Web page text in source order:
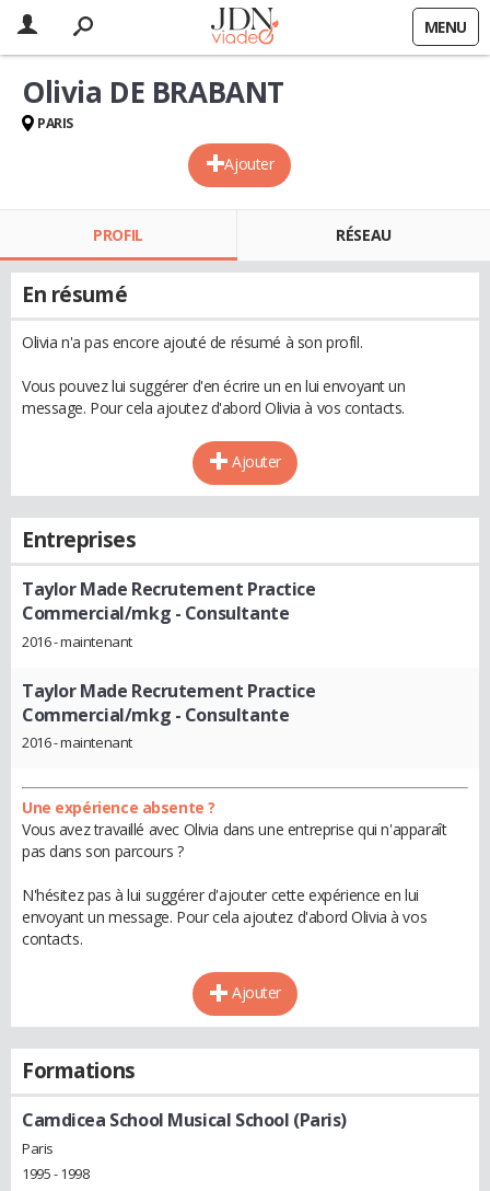
MENU
Ajouter
Olivia DE BRABANT
PARIS
PROFIL RÉSEAU
En résumé
Olivia n'a pas encore ajouté de résumé à son profil.
Vous pouvez lui suggérer d'en écrire un en lui envoyant un
message. Pour cela ajoutez d'abord Olivia à vos contacts.
Ajouter
Entreprises
Taylor Made Recrutement Practice
Commercial/mkg - Consultante
2016 - maintenant
Taylor Made Recrutement Practice
Commercial/mkg - Consultante
2016 - maintenant
Une expérience absente ?
Vous avez travaillé avec Olivia dans une entreprise qui n'apparaît
pas dans son parcours ?
N'hésitez pas à lui suggérer d'ajouter cette expérience en lui
envoyant un message. Pour cela ajoutez d'abord Olivia à vos
contacts.
Ajouter
Formations
Camdicea School Musical School (Paris)
Paris
1995 - 1998